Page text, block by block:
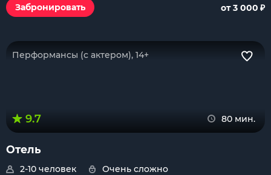
Забронировать
от 3 000 ₽
Перформансы (с актером), 14+
9.7 80 мин.
Отель
2-10 человек
Очень сложно